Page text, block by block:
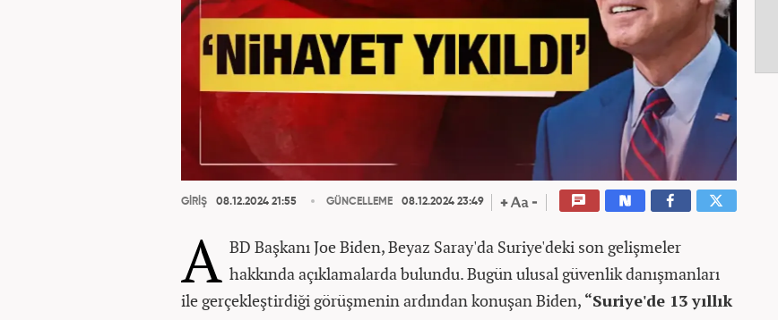
GİRİŞ 08.12.2024 21:55 GÜNCELLEME 08.12.2024 23:49
A BD Başkanı Joe Biden, Beyaz Saray'da Suriye'deki son gelişmeler
hakkında açıklamalarda bulundu. Bugün ulusal güvenlik danışmanları
ile gerçekleştirdiği görüşmenin ardından konuşan Biden, “Suriye'de 13 yıllık